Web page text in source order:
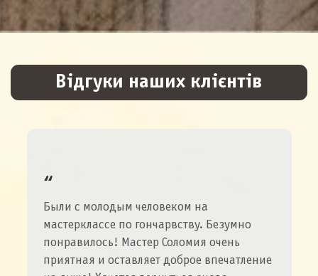
Відгуки наших клієнтів
Были с молодым человеком на
мастерклассе по гончарвству. Безумно
понравилось! Мастер Соломия очень
приятная и оставляет доброе впечатление